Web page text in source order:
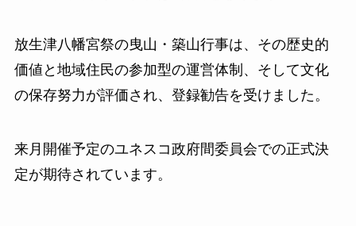
放生津八幡宮祭の曳山・築山行事は、その歴史的
価値と地域住民の参加型の運営体制、そして文化
の保存努力が評価され、登録勧告を受けました。
来月開催予定のユネスコ政府間委員会での正式決
定が期待されています。